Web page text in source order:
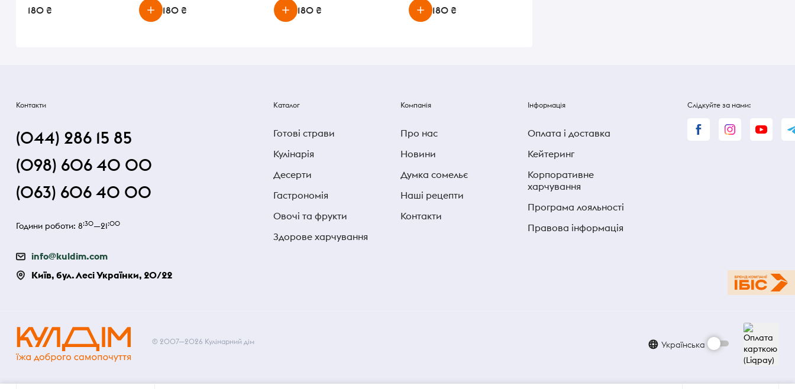
180 ₴ 180 ₴ 180 ₴ 180 ₴
Контакти
(044) 286 15 85
(098) 606 40 00
(063) 606 40 00
Години роботи: 8:30—21:00
info@kuldim.com
Київ, бул. Лесі Українки, 20/22
Каталог
Готові страви
Кулінарія
Десерти
Гастрономія
Овочі та фрукти
Здорове харчування
Компанія
Про нас
Новини
Думка сомельє
Наші рецепти
Контакти
Інформація
Оплата і доставка
Кейтеринг
Корпоративне
харчування
Програма лояльності
Правова інформація
Слідкуйте за нами:
© 2007—2026 Кулінарний дім Українська